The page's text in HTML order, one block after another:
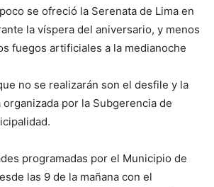
se ofreció la Serenata de Lima en
la víspera del aniversario, y menos
fuegos artificiales a la medianoche
no se realizarán son el desfile y la
por la Subgerencia de
programadas por el Municipio de
las 9 de la mañana con el